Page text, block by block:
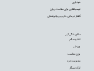
سالم زندگی کن
تغذیه سالم
ورزش
وزن مناسب
مدیریت درد
ترک سیگار
خودیاری
توصیه‌‌هایی برای سلامت روان
گفتار درمانی، دارو و روانپزشکی